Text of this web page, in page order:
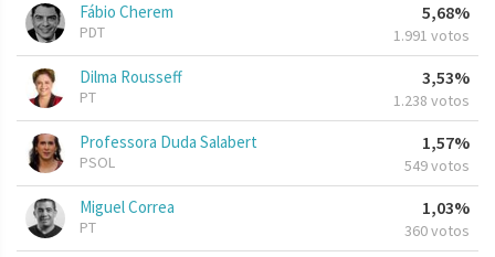
Fábio Cherem
PDT
5,68%
1.991 votos
Dilma Rousseff
PT
3,53%
1.238 votos
Professora Duda Salabert
PSOL
1,57%
549 votos
Miguel Correa
PT
1,03%
360 votos